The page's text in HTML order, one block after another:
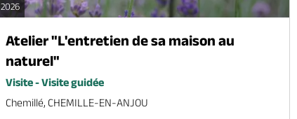
2026
Atelier "L'entretien de sa maison au
naturel"
Visite - Visite guidée
Chemillé, CHEMILLE-EN-ANJOU